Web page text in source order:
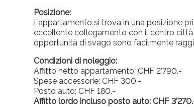
Posizione:
L’appartamento si trova in una posizione
eccellente collegamento con il centro città
opportunità di svago sono facilmente
Condizioni di noleggio:
Affittonetto appartamento: CHF 2’790.-
Spese accessorie: CHF 300.-
Posto auto: CHF 180.-
Affitto lordo incluso posto auto: CHF